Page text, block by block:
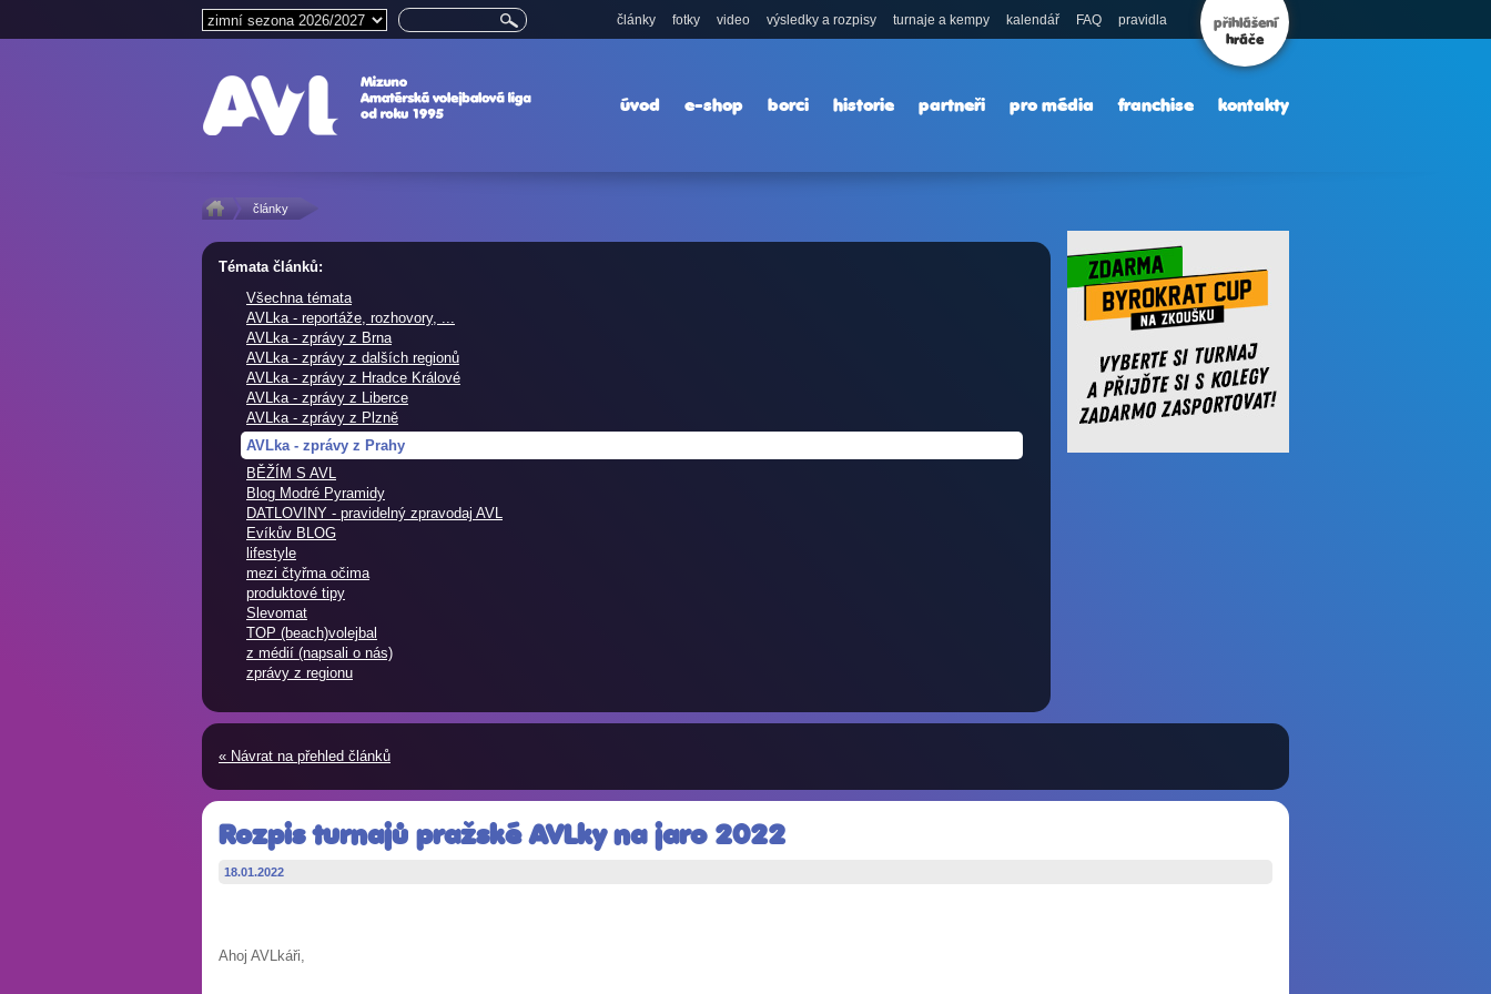
přihlášení
hráče
pravidla
FAQ
kalendář
turnaje a kempy
výsledky a rozpisy
video
fotky
články
kontakty
franchise
pro média
partneři
historie
borci
e-shop
úvod
články
Témata článků:
Všechna témata
AVLka - reportáže, rozhovory, ...
AVLka - zprávy z Brna
AVLka - zprávy z dalších regionů
AVLka - zprávy z Hradce Králové
AVLka - zprávy z Liberce
AVLka - zprávy z Plzně
AVLka - zprávy z Prahy
BĚŽÍM S AVL
Blog Modré Pyramidy
DATLOVINY - pravidelný zpravodaj AVL
Evíkův BLOG
lifestyle
mezi čtyřma očima
produktové tipy
Slevomat
TOP (beach)volejbal
z médií (napsali o nás)
zprávy z regionu
« Návrat na přehled článků
Rozpis turnajů pražské AVLky na jaro 2022
18.01.2022
Ahoj AVLkáři,